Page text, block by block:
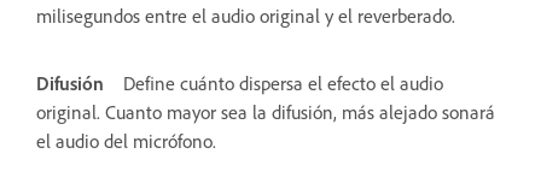
milisegundos entre el audio original y el reverberado.
Difusión
Define cuánto dispersa el efecto el audio
original. Cuanto mayor sea la difusión, más alejado sonará
el audio del micrófono.